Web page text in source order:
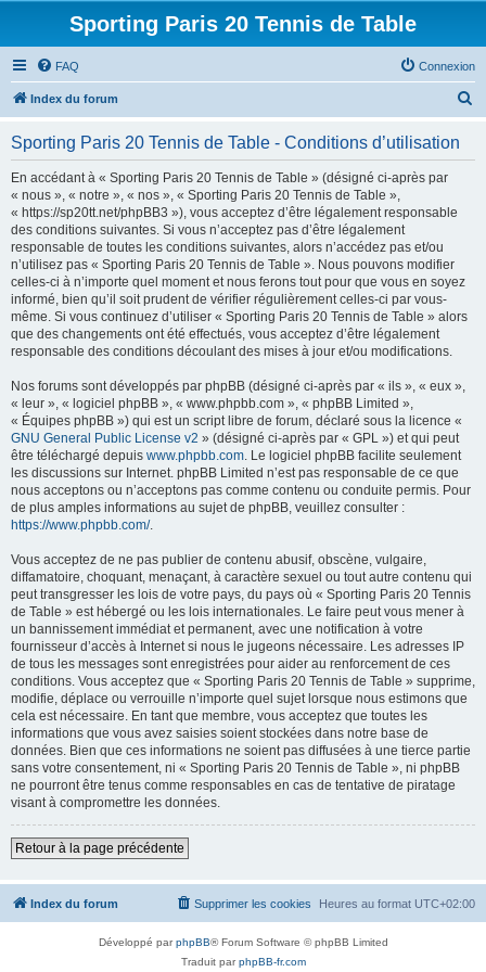
Sporting Paris 20 Tennis de Table
FAQ Connexion
Index du forum
Sporting Paris 20 Tennis de Table - Conditions d’utilisation
En accédant à « Sporting Paris 20 Tennis de Table » (désigné ci-après par
« nous », « notre », « nos », « Sporting Paris 20 Tennis de Table »,
« https://sp20tt.net/phpBB3 »), vous acceptez d’être légalement responsable
des conditions suivantes. Si vous n’acceptez pas d’être légalement
responsable de toutes les conditions suivantes, alors n’accédez pas et/ou
n’utilisez pas « Sporting Paris 20 Tennis de Table ». Nous pouvons modifier
celles-ci à n’importe quel moment et nous ferons tout pour que vous en soyez
informé, bien qu’il soit prudent de vérifier régulièrement celles-ci par vous-
même. Si vous continuez d’utiliser « Sporting Paris 20 Tennis de Table » alors
que des changements ont été effectués, vous acceptez d’être légalement
responsable des conditions découlant des mises à jour et/ou modifications.
Nos forums sont développés par phpBB (désigné ci-après par « ils », « eux »,
« leur », « logiciel phpBB », « www.phpbb.com », « phpBB Limited »,
« Équipes phpBB ») qui est un script libre de forum, déclaré sous la licence «
GNU General Public License v2 » (désigné ci-après par « GPL ») et qui peut
être téléchargé depuis www.phpbb.com. Le logiciel phpBB facilite seulement
les discussions sur Internet. phpBB Limited n’est pas responsable de ce que
nous acceptons ou n’acceptons pas comme contenu ou conduite permis. Pour
de plus amples informations au sujet de phpBB, veuillez consulter :
https://www.phpbb.com/.
Vous acceptez de ne pas publier de contenu abusif, obscène, vulgaire,
diffamatoire, choquant, menaçant, à caractère sexuel ou tout autre contenu qui
peut transgresser les lois de votre pays, du pays où « Sporting Paris 20 Tennis
de Table » est hébergé ou les lois internationales. Le faire peut vous mener à
un bannissement immédiat et permanent, avec une notification à votre
fournisseur d’accès à Internet si nous le jugeons nécessaire. Les adresses IP
de tous les messages sont enregistrées pour aider au renforcement de ces
conditions. Vous acceptez que « Sporting Paris 20 Tennis de Table » supprime,
modifie, déplace ou verrouille n’importe quel sujet lorsque nous estimons que
cela est nécessaire. En tant que membre, vous acceptez que toutes les
informations que vous avez saisies soient stockées dans notre base de
données. Bien que ces informations ne soient pas diffusées à une tierce partie
sans votre consentement, ni « Sporting Paris 20 Tennis de Table », ni phpBB
ne pourront être tenus comme responsables en cas de tentative de piratage
visant à compromettre les données.
Retour à la page précédente
Index du forum Heures au format UTC+02:00
Supprimer les cookies
Développé parphpBB® Forum Software © phpBB Limited
Traduit parphpBB-fr.com